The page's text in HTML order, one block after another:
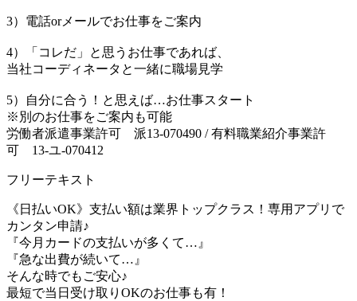
3）電話orメールでお仕事をご案内
4）「コレだ」と思うお仕事であれば、
当社コーディネータと一緒に職場見学
5）自分に合う！と思えば…お仕事スタート
※別のお仕事をご案内も可能
労働者派遣事業許可 派13-070490 / 有料職業紹介事業許
可 13-ユ-070412
フリーテキスト
《日払いOK》支払い額は業界トップクラス！専用アプリで
カンタン申請♪
『今月カードの支払いが多くて…』
『急な出費が続いて…』
そんな時でもご安心♪
最短で当日受け取りOKのお仕事も有！